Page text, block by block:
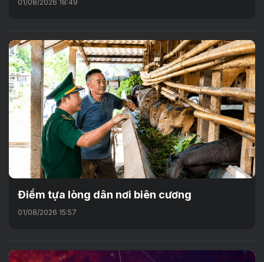
01/08/2026 18:49
Điểm tựa lòng dân nơi biên cương
01/08/2026 15:57